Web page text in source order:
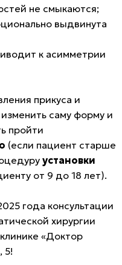
не смыкаются;
выдвинута
к асимметрии
прикуса и
саму форму и
пройти
(если пациент старше
установки
от 9 до 18 лет).
года консультации
хирургии
«Доктор
5!